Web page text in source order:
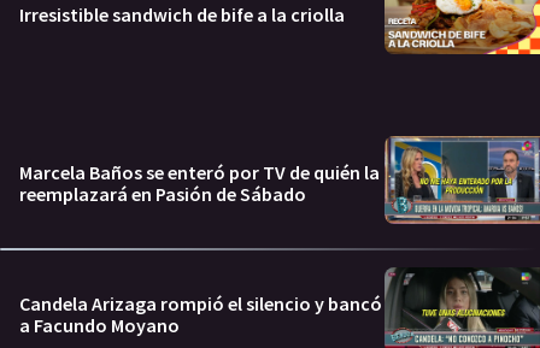
Irresistible sandwich de bife a la criolla
Marcela Baños se enteró por TV de quién la
reemplazará en Pasión de Sábado
Candela Arizaga rompió el silencio y bancó
a Facundo Moyano